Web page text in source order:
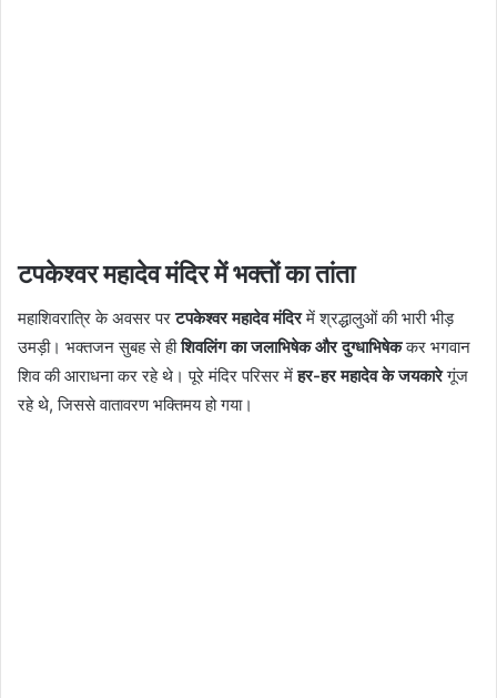
टपकेश्वर महादेव मंदिर में भक्तों का तांता
महाशिवरात्रि के अवसर परटपकेश्वर महादेव मंदिरमें श्रद्धालुओं की भारी भीड़
उमड़ी। भक्तजन सुबह से हीशिवलिंग का जलाभिषेक और दुग्धाभिषेककर भगवान
शिव की आराधना कर रहे थे। पूरे मंदिर परिसर मेंहर-हर महादेव के जयकारेगूंज
रहे थे, जिससे वातावरण भक्तिमय हो गया।